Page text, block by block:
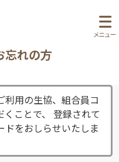
忘れの方
利用の生協、組合員コ
ことで、 登録されて
ドをおしらせいたしま